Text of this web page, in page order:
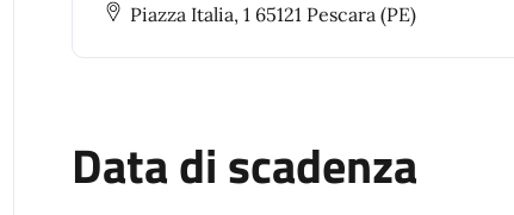
Piazza Italia, 1 65121 Pescara (PE)
Data di scadenza